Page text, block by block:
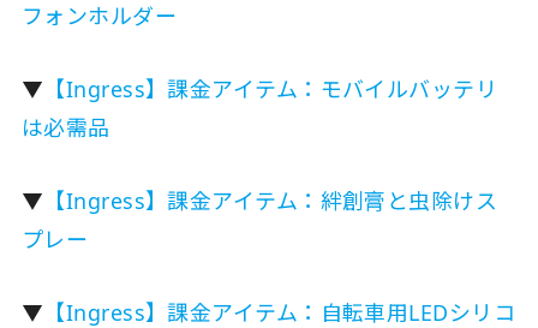
フォンホルダー
▼ 【Ingress】課金アイテム：モバイルバッテリ
は必需品
▼ 【Ingress】課金アイテム：絆創膏と虫除けス
プレー
▼ 【Ingress】課金アイテム：自転車用LEDシリコ